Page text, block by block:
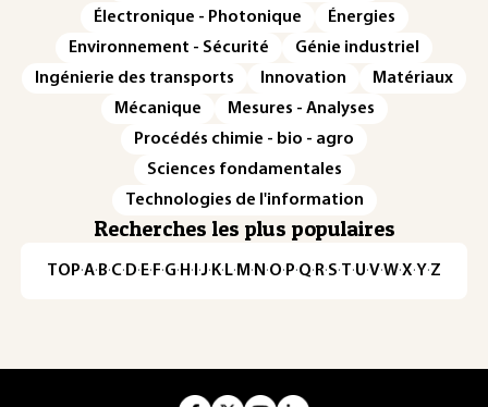
Électronique - Photonique
Énergies
Environnement - Sécurité
Génie industriel
Ingénierie des transports
Innovation
Matériaux
Mécanique
Mesures - Analyses
Procédés chimie - bio - agro
Sciences fondamentales
Technologies de l'information
Recherches les plus populaires
TOP·A·B·C· D· E· F·G· H · ·J· K· L· M · N ·O· P·Q· R·S·T·U·V·W·X·Y·Z